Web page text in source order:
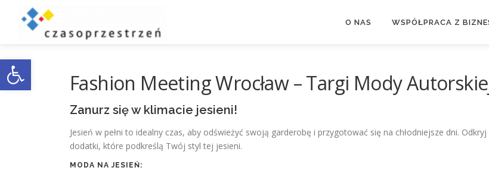
Otwórz pasek narzędzi
O NAS WSPÓŁPRACA Z
Fashion Meeting Wrocław – Targi Mody
Zanurz się w klimacie jesieni!
Jesień w pełni to idealny czas, aby odświeżyć swoją garderobę i przygotować się na chłodniejsze dni.
dodatki, które podkreślą Twój styl tej jesieni.
MODA NA JESIEŃ: